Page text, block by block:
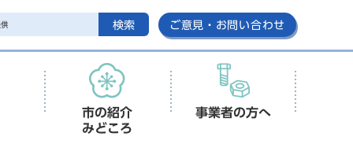
検索 ご意見・お問い合わせ
市の紹介
みどころ
事業者の方へ